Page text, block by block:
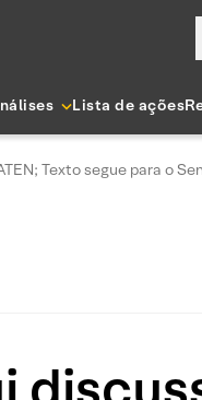
Lista de ações
Texto segue para o